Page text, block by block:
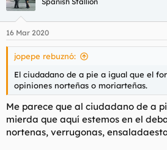
i
e
s
16 Mar 2020
jopepe rebuznó:
El ciudadano de a pie a igual que el
opiniones norteñas o moriarteñas.
Me parece que al ciudadano de a
mierda que aquí estemos en el
nortenas, verrugonas,